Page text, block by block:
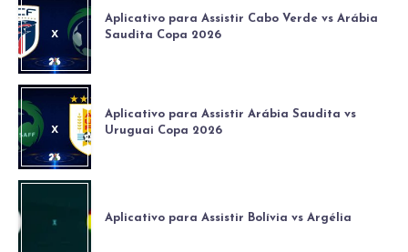
Aplicativo para Assistir Cabo Verde vs Arábia
Saudita Copa 2026
Aplicativo para Assistir Arábia Saudita vs
Uruguai Copa 2026
Aplicativo para Assistir Bolívia vs Argélia